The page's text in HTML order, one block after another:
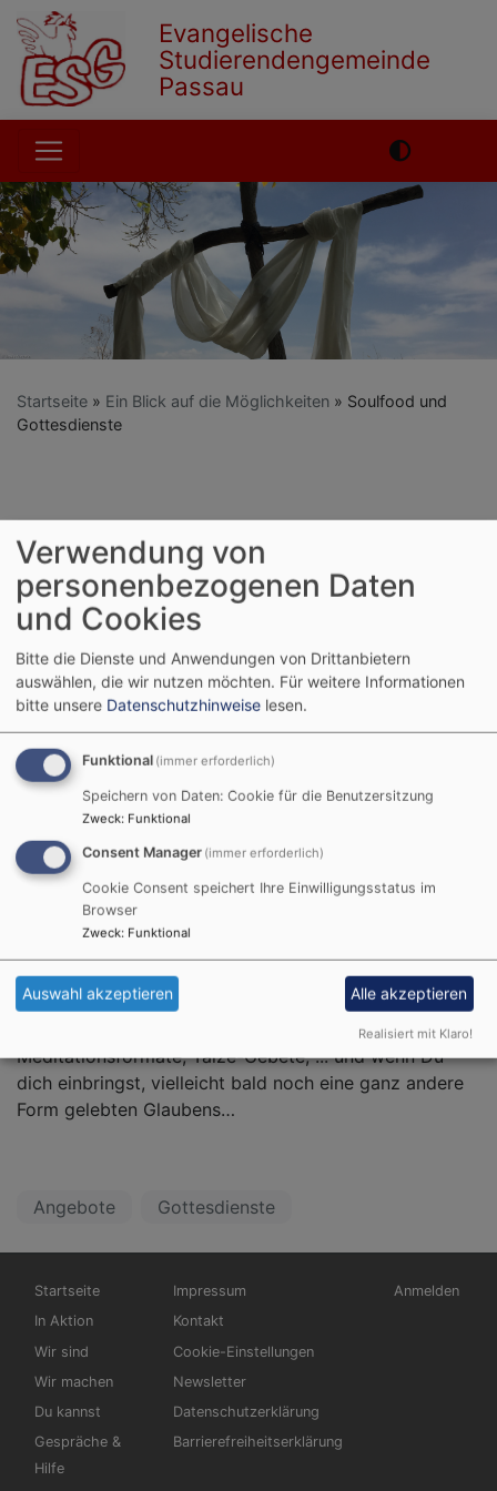
Direkt
zum
Inhalt
Evangelische
Studierendengemeinde
Passau
Hauptnavigation
Startseite Ein Blick auf die Möglichkeiten
Soulfood und
Gottesdienste
Soulfood und
Gottesdienste
Seit dem Wintersemester 2018/2019 gibt es die
ESGehtGottesdienste. Die frische Gottesdienstreihe –
Aus dem Leben gegriffen! Und mit viel Musik! Gestaltet
von Studis für Studis und alle Gottesdienstfeiernden.
Gestalte die Gottesdienste mit!
Du hast ein Thema? Möchtest mitplanen und denken?
Oder Du hast eine gute Stimme oder schauspielerische
Talente für Anspiel und Lesungen?
Oder machst gern Musik in und für einen Gottesdienst?
Melde Dich bei DeinerStudierendenpfarrerin Sonja
Sibbor-Heißmann!
Außerdem gibt es verschiedene Andachts- und
Meditationsformate, Taizé-Gebete, ... und wenn Du
dich einbringst, vielleicht bald noch eine ganz andere
Form gelebten Glaubens…
Angebote Gottesdienste
Hauptnavigation
Startseite
In Aktion
Wir sind
Wir machen
Du kannst
Gespräche &
Hilfe
Fußbereichsmenü
Impressum
Kontakt
Cookie-Einstellungen
Newsletter
Datenschutzerklärung
Barrierefreiheitserklärung
Anmelden
Verwendung von
personenbezogenen Daten
und Cookies
Bitte die Dienste und Anwendungen von Drittanbietern
auswählen, die wir nutzen möchten. Für weitere Informationen
bitte unsere Datenschutzhinweise lesen.
Funktional (immer erforderlich)
Speichern von Daten: Cookie für die Benutzersitzung
Zweck: Funktional
Consent Manager (immer erforderlich)
Cookie Consent speichert Ihre Einwilligungsstatus im
Browser
Zweck: Funktional
Auswahl akzeptieren Alle akzeptieren
Realisiert mit Klaro!